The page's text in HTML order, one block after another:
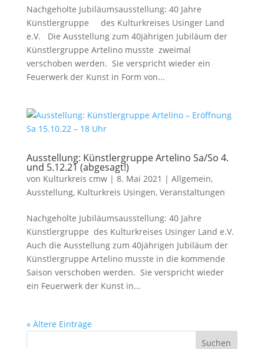
Nachgeholte Jubiläumsausstellung: 40 Jahre
Künstlergruppe des Kulturkreises Usinger Land
e.V. Die Ausstellung zum 40jährigen Jubiläum der
Künstlergruppe Artelino musste zweimal
verschoben werden. Sie verspricht wieder ein
Feuerwerk der Kunst in Form von...
Ausstellung: Künstlergruppe Artelino Sa/So 4.
und 5.12.21 (abgesagt!)
von Kulturkreis cmw| 8. Mai 2021 | Allgemein,
Ausstellung, Kulturkreis Usingen, Veranstaltungen
Nachgeholte Jubiläumsausstellung: 40 Jahre
Künstlergruppe des Kulturkreises Usinger Land e.V.
Auch die Ausstellung zum 40jährigen Jubiläum der
Künstlergruppe Artelino musste in die kommende
Saison verschoben werden. Sie verspricht wieder
ein Feuerwerk der Kunst in...
« Ältere Einträge